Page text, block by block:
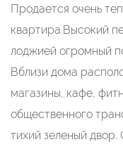
Продается очень
квартира.Высокий
лоджией огромный
Вблизи дома
магазины, кафе,
общественного
тихий зеленый